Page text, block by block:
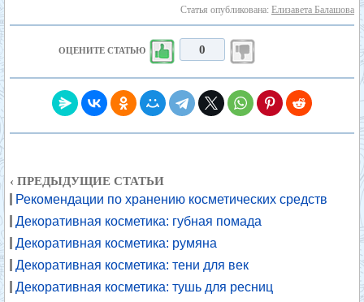
Статья опубликована: Елизавета Балашова
ОЦЕНИТЕ СТАТЬЮ 0
‹ ПРЕДЫДУЩИЕ СТАТЬИ
Рекомендации по хранению косметических средств
Декоративная косметика: губная помада
Декоративная косметика: румяна
Декоративная косметика: тени для век
Декоративная косметика: тушь для ресниц